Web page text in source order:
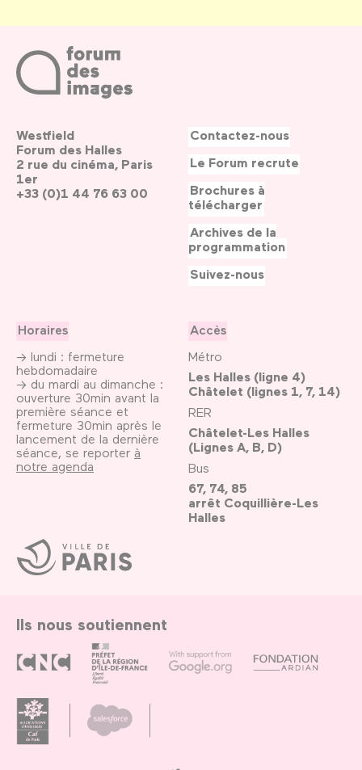
Ville
de
Paris
Westfield
Forum des Halles
2 rue du cinéma, Paris
1er
+33 (0)1 44 76 63 00
Horaires
→ lundi : fermeture
hebdomadaire
→ du mardi au dimanche :
ouverture 30min avant la
première séance et
fermeture 30min après le
lancement de la dernière
séance, se reporter à
notre agenda
Accès
Métro
Les Halles (ligne 4)
Châtelet (lignes 1, 7, 14)
RER
Châtelet-Les Halles
(Lignes A, B, D)
Bus
67, 74, 85
arrêt Coquillière-Les
Halles
Contactez-nous
Le Forum recrute
Brochures à
télécharger
Archives de la
programmation
Suivez-nous
Ils nous soutiennent